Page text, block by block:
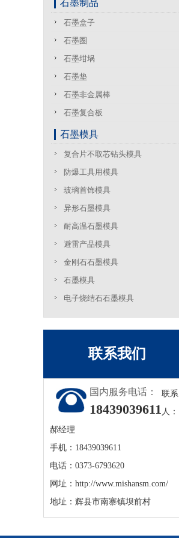
石墨制品
石墨盒子
石墨圈
石墨坩埚
石墨垫
石墨非金属棒
石墨复合板
石墨模具
复合片不取芯钻头模具
防爆工具用模具
玻璃首饰模具
异形石墨模具
耐高温石墨模具
避雷产品模具
金刚石石墨模具
石墨模具
电子烧结石石墨模具
联系我们
国内服务电话：
18439039611
联系
人：
郝经理
手机：18439039611
电话：0373-6793620
网址： http://www.mishansm.com/
地址：辉县市南寨镇坝前村